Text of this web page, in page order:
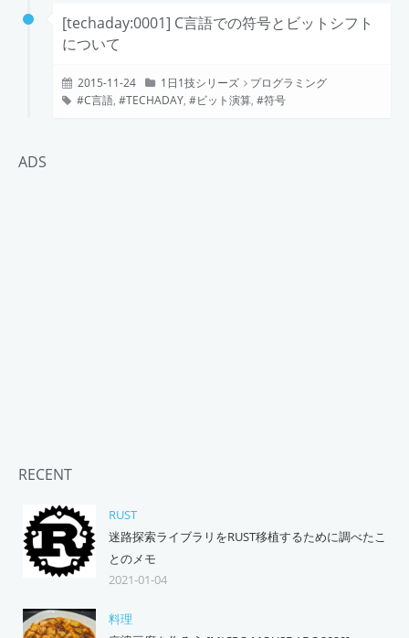
[techaday:0001] C言語での符号とビットシフト
について
2015-11-24 1日1技シリーズ
プログラミング
C言語, TECHADAY, ビット演算, 符号
ADS
RECENT
RUST
迷路探索ライブラリをRUST移植するために調べたこ
とのメモ
2021-01-04
料理